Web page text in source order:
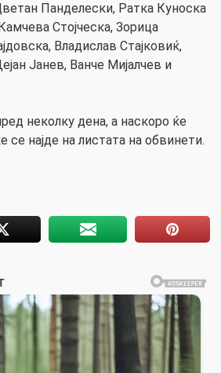
Панделески, Ратка Куноска
Стојческа, Зорица
Владислав Стајковиќ,
Јанев, Ванче Мијалчев и
неколку дена, а наскоро ќе
се најде на листата на обвинети.